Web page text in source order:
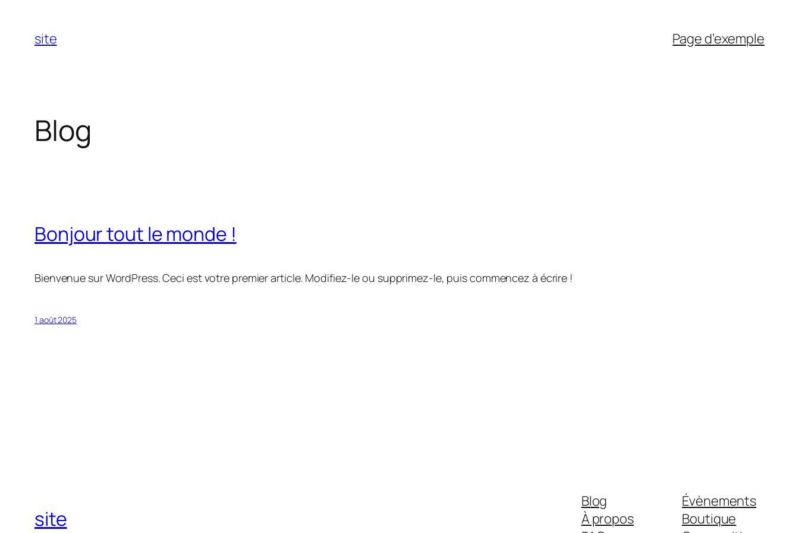
contenu
site Page d’exemple
Blog
Bonjour tout le monde !
Bienvenue sur WordPress. Ceci est votre premier article. Modifiez-le ou supprimez-le, puis commencez à écrire !
1 août 2025
site
Blog
À propos
Évènements
Boutique